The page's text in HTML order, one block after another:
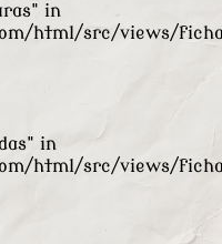
in
html/src/views/
in
html/src/views/